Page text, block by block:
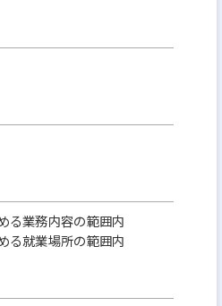
る業務内容の範囲内
る就業場所の範囲内